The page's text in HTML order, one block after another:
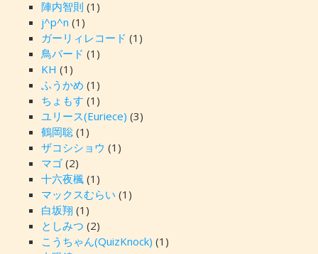
陣内智則 (1)
j^p^n (1)
ガーリィレコード (1)
鳥バード (1)
KH (1)
ふうかめ (1)
ちょもす (1)
ユリース(Euriece) (3)
鶴岡聡(1)
ザコシショウ (1)
マゴ(2)
十六夜楓(1)
マックスむらい (1)
白坂翔 (1)
としみつ (2)
こうちゃん(QuizKnock) (1)